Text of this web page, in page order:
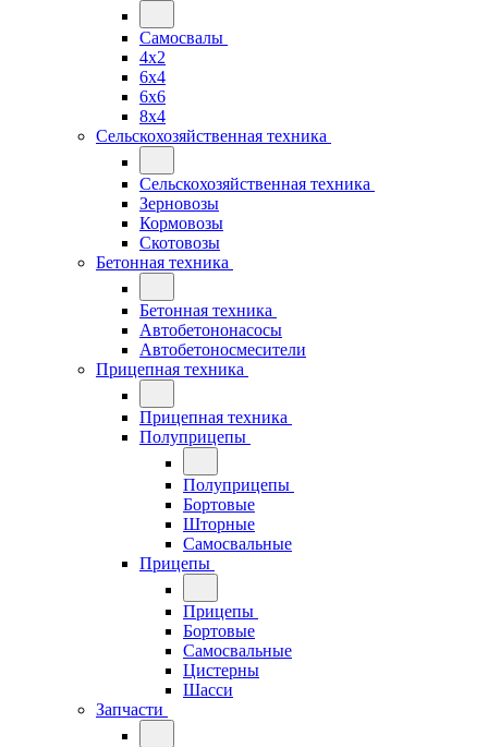
Самосвалы
4x2
6x4
6x6
8x4
Сельскохозяйственная техника
Сельскохозяйственная техника
Зерновозы
Кормовозы
Скотовозы
Бетонная техника
Бетонная техника
Автобетононасосы
Автобетоносмесители
Прицепная техника
Прицепная техника
Полуприцепы
Полуприцепы
Бортовые
Шторные
Самосвальные
Прицепы
Прицепы
Бортовые
Самосвальные
Цистерны
Шасси
Запчасти